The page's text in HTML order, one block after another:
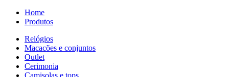
Home
Produtos
Relógios
Macacões e conjuntos
Outlet
Cerimonia
Camisolas e tops